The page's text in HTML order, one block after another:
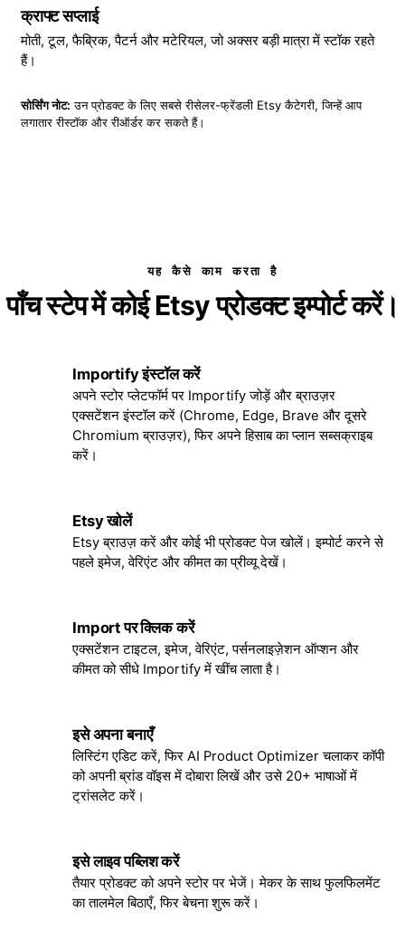
क्राफ्ट सप्लाई
मोती, टूल, फैब्रिक, पैटर्न और मटेरियल, जो अक्सर बड़ी मात्रा में स्टॉक रहते
हैं।
सोर्सिंग नोट: उन प्रोडक्ट के लिए सबसे रीसेलर-फ्रेंडली Etsy कैटेगरी, जिन्हें आप
लगातार रीस्टॉक और रीऑर्डर कर सकते हैं।
यह कैसे काम करता है
पाँच स्टेप में कोई Etsy प्रोडक्ट इम्पोर्ट करें।
Importify इंस्टॉल करें
अपने स्टोर प्लेटफॉर्म पर Importify जोड़ें और ब्राउज़र
एक्सटेंशन इंस्टॉल करें (Chrome, Edge, Brave और दूसरे
Chromium ब्राउज़र), फिर अपने हिसाब का प्लान सब्सक्राइब
करें।
Etsy खोलें
Etsy ब्राउज़ करें और कोई भी प्रोडक्ट पेज खोलें। इम्पोर्ट करने से
पहले इमेज, वेरिएंट और कीमत का प्रीव्यू देखें।
Import पर क्लिक करें
एक्सटेंशन टाइटल, इमेज, वेरिएंट, पर्सनलाइज़ेशन ऑप्शन और
कीमत को सीधे Importify में खींच लाता है।
इसे अपना बनाएँ
लिस्टिंग एडिट करें, फिर AI Product Optimizer चलाकर कॉपी
को अपनी ब्रांड वॉइस में दोबारा लिखें और उसे 20+ भाषाओं में
ट्रांसलेट करें।
इसे लाइव पब्लिश करें
तैयार प्रोडक्ट को अपने स्टोर पर भेजें। मेकर के साथ फुलफिलमेंट
का तालमेल बिठाएँ, फिर बेचना शुरू करें।